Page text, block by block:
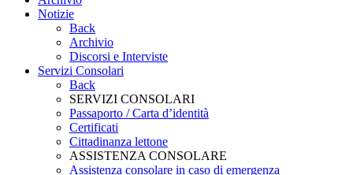
Notizie
Back
Archivio
Discorsi e Interviste
Servizi Consolari
Back
SERVIZI CONSOLARI
Passaporto / Carta d’identità
Certificati
Cittadinanza lettone
ASSISTENZA CONSOLARE
Assistenza consolare in caso di emergenza